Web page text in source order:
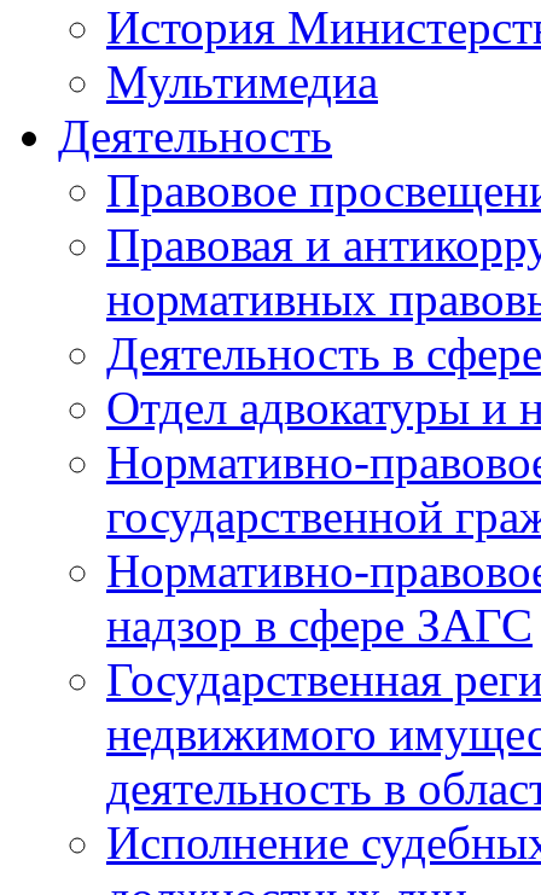
История
Мультимедиа
Деятельность
Правовое
Правовая и
нормативных
Деятельность в
Отдел адвокатуры и
Нормативно-
государственной
Нормативно-
надзор в сфере ЗАГС
Государственная
недвижимого
деятельность в
Исполнение